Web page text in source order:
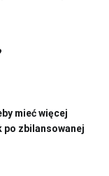
mieć więcej
zbilansowanej